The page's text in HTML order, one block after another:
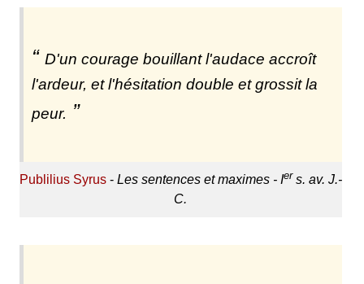
D'un courage bouillant l'audace accroît
l'ardeur, et l'hésitation double et grossit la
peur.
Publilius Syrus- Les sentences et maximes - Iers. av. J.-
C.